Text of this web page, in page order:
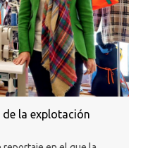
de la explotación